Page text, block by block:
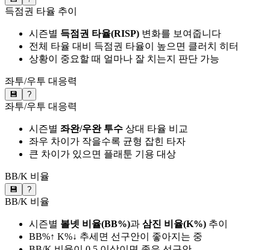
득점권 타율 추이
시즌별 득점권 타율(RISP) 변화를 보여줍니다
전체 타율 대비 득점권 타율이 높으면 클러치 히터
상황이 중요할 때 얼마나 잘 치는지 판단 가능
좌투/우투 대응력
💾 ?
좌투/우투 대응력
시즌별 좌완/우완 투수 상대 타율 비교
좌우 차이가 작을수록 균형 잡힌 타자
큰 차이가 있으면 플래툰 기용 대상
BB/K 비율
💾 ?
BB/K 비율
시즌별 볼넷 비율(BB%)과 삼진 비율(K%) 추이
BB%↑ K%↓ 추세면 선구안이 좋아지는 중